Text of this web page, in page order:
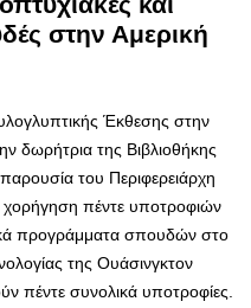
στην Αμερική
Έκθεσης στην
δωρήτρια της Βιβλιοθήκης
του Περιφερειάρχη
πέντε υποτροφιών
προγράμματα σπουδών στο
της Ουάσινγκτον
πέντε συνολικά υποτροφίες.